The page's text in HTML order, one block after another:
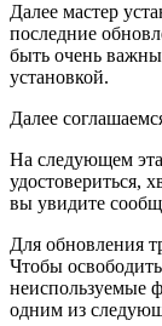
Далее мастер
последние
быть очень
установкой.
Далее
На следующем
удостовериться,
вы увидите
Для обновления
Чтобы
неиспользуемые
одним из